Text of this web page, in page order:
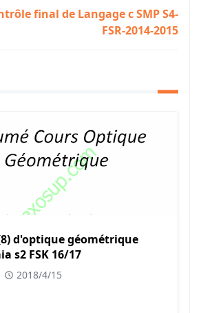
final de Langage c SMP S4-
FSR-2014-2015
d'optique géométrique
s2 FSK 16/17
2018/4/15